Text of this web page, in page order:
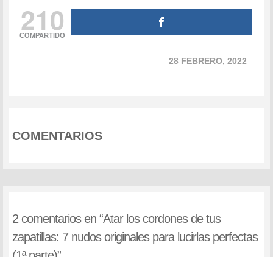
210
COMPARTIDO
28 FEBRERO, 2022
COMENTARIOS
2 comentarios en “Atar los cordones de tus
zapatillas: 7 nudos originales para lucirlas perfectas